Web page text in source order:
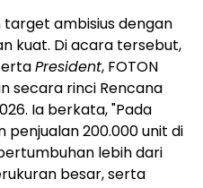
ambisius dengan
kuat. Di acara tersebut,
President, FOTON
secara rinci Rencana
Ia berkata, "Pada
penjualan 200.000 unit di
lebih dari
besar, serta